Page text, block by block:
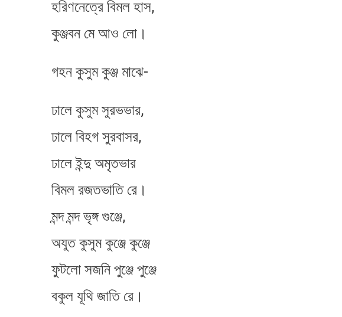
হরিণনেত্রে বিমল হাস,
কুঞ্জবন মে আও লো।
গহন কুসুম কুঞ্জ মাঝে-
ঢালে কুসুম সুরভভার,
ঢালে বিহগ সুরবাসর​,
ঢালে ইন্দু অমৃতভার
বিমল রজতভাতি রে।
মন্দ মন্দ ভৃঙ্গ গুঞ্জে,
অযুত কুসুম কুঞ্জে কুঞ্জে
ফুটলো সজনি পুঞ্জে পুঞ্জে
বকুল যূথি জাতি রে।